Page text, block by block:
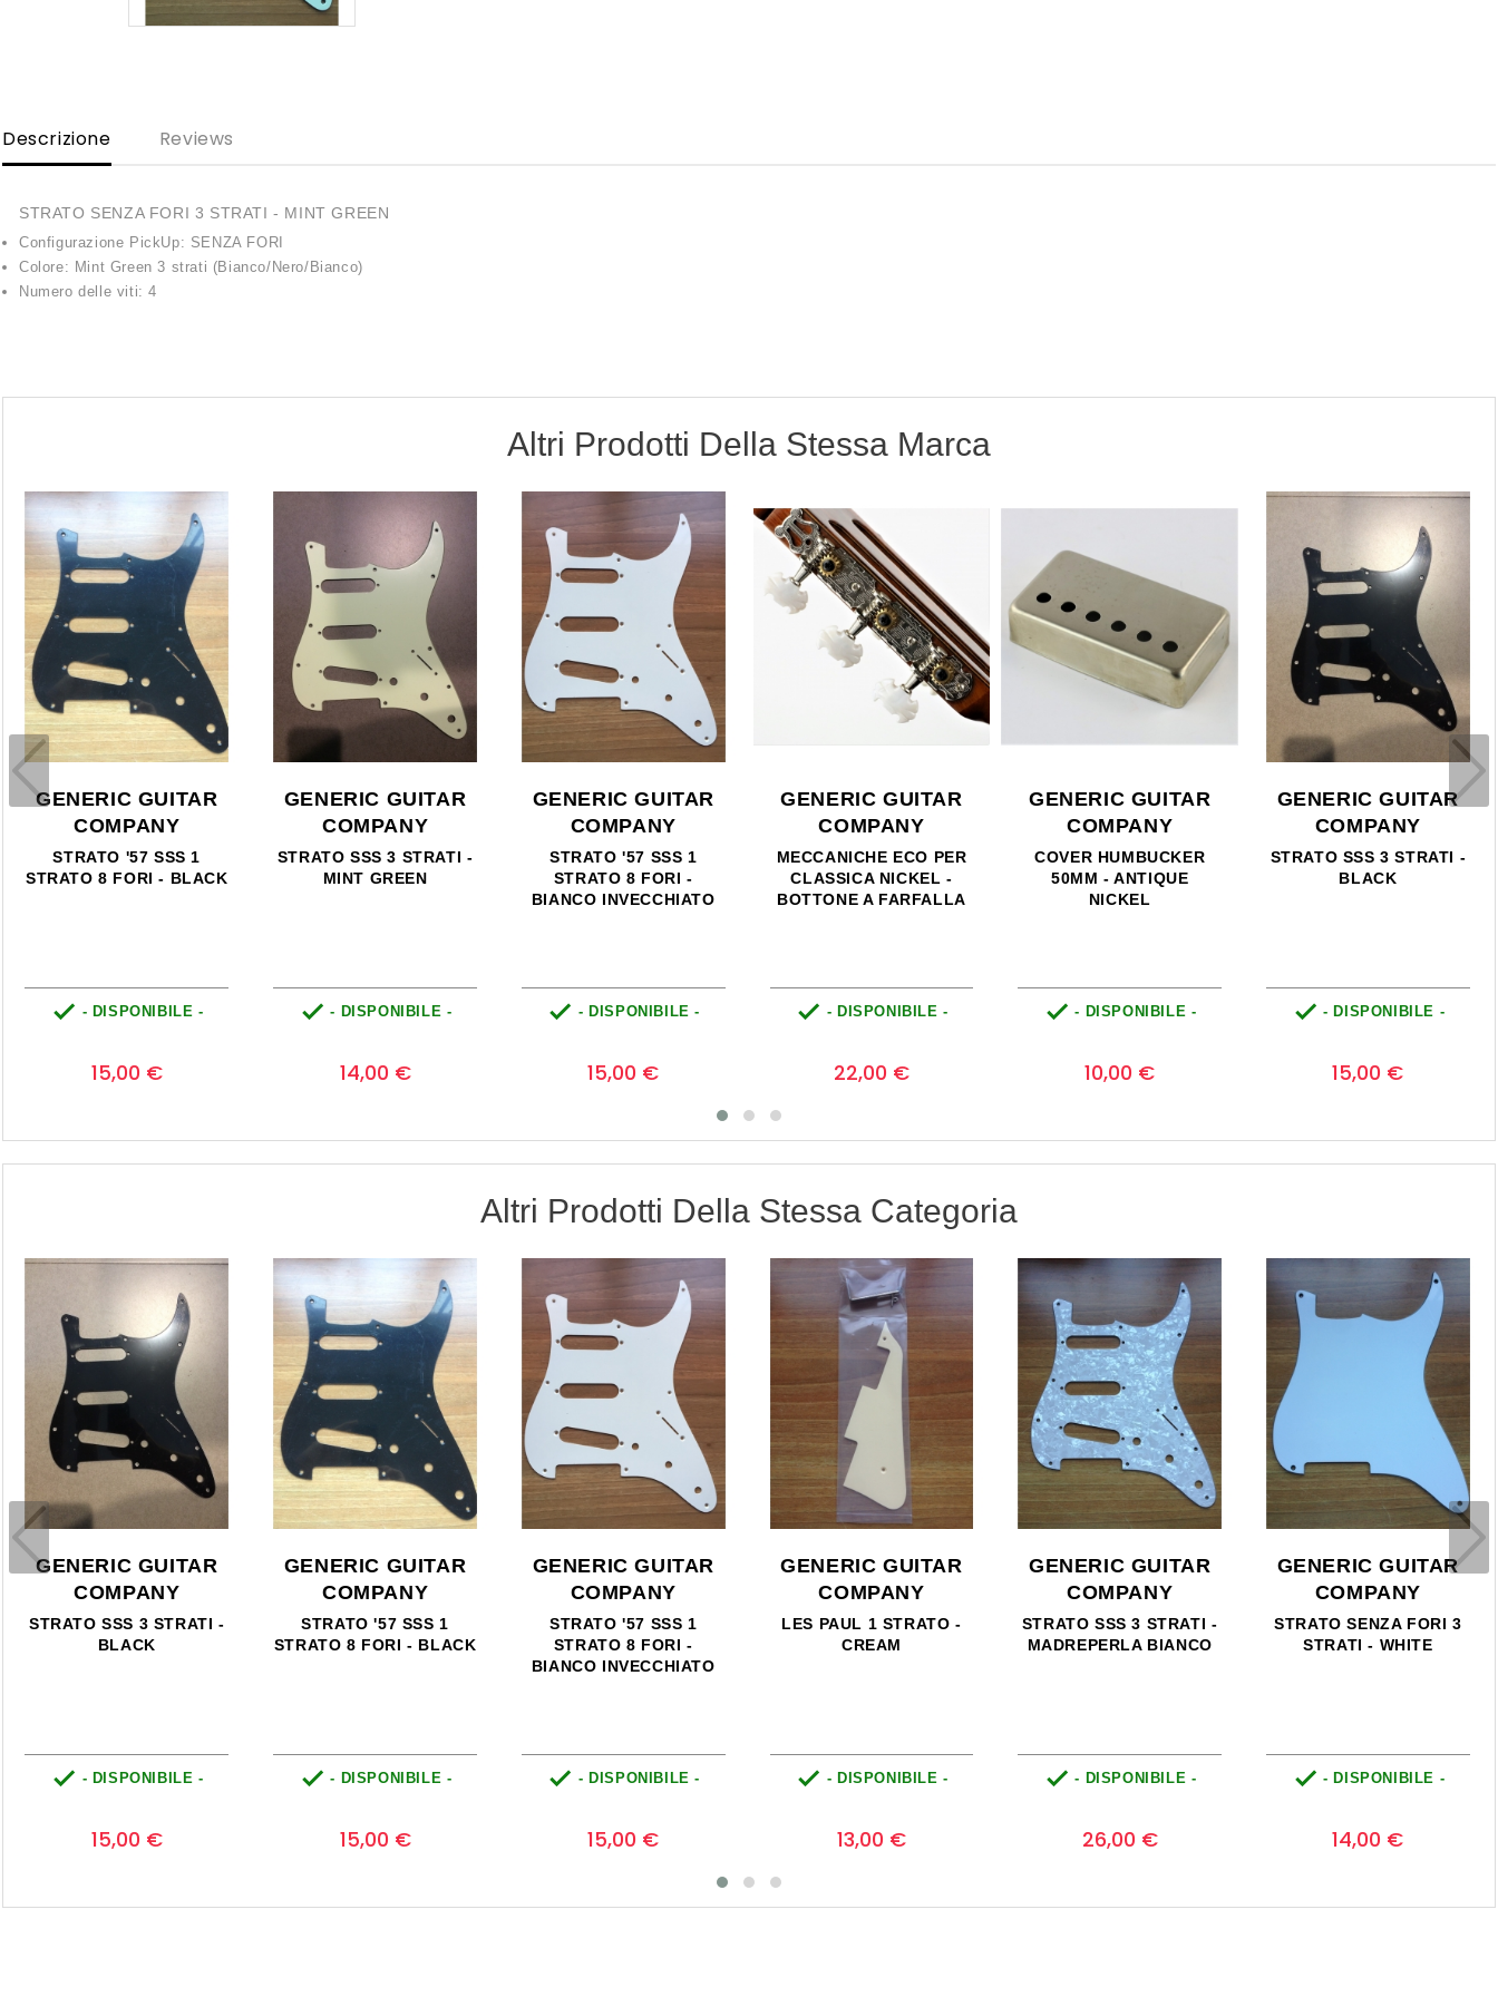
Descrizione Reviews
STRATO SENZA FORI 3 STRATI - MINT GREEN
Configurazione PickUp: SENZA FORI
Colore: Mint Green 3 strati (Bianco/Nero/Bianco)
Numero delle viti: 4
Altri Prodotti Della Stessa Marca
GENERIC GUITAR
COMPANY
STRATO SSS 3 STRATI -
MINT GREEN
- DISPONIBILE -
14,00 €
GENERIC GUITAR
COMPANY
STRATO '57 SSS 1
STRATO 8 FORI -
- DISPONIBILE -
15,00 €
GENERIC GUITAR
COMPANY
MECCANICHE ECO PER
CLASSICA NICKEL -
BOTTONE A FARFALLA
- DISPONIBILE -
22,00 €
GENERIC GUITAR
COMPANY
COVER HUMBUCKER
50MM - ANTIQUE
NICKEL
- DISPONIBILE -
10,00 €
GENERIC GUITAR
COMPANY
STRATO SSS 3 STRATI -
BLACK
- DISPONIBILE -
15,00 €
GENERIC GUITAR
COMPANY
STRATO SENZA FORI 3
STRATI - WHITE
- DISPONIBILE -
14,00 €
Altri Prodotti Della Stessa Categoria
GENERIC GUITAR
COMPANY
STRATO '57 SSS 1
STRATO 8 FORI - BLACK
- DISPONIBILE -
15,00 €
GENERIC GUITAR
COMPANY
STRATO '57 SSS 1
STRATO 8 FORI -
- DISPONIBILE -
15,00 €
GENERIC GUITAR
COMPANY
LES PAUL 1 STRATO -
CREAM
- DISPONIBILE -
13,00 €
GENERIC GUITAR
COMPANY
STRATO SSS 3 STRATI -
MADREPERLA BIANCO
- DISPONIBILE -
26,00 €
GENERIC GUITAR
COMPANY
STRATO SENZA FORI 3
STRATI - WHITE
- DISPONIBILE -
14,00 €
GENERIC GUITAR
COMPANY
SG CUSTOM - NERO
- DISPONIBILE -
22,00 €